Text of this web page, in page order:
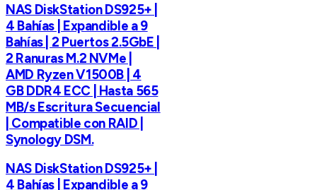
NAS DiskStation DS925+ |
4 Bahías | Expandible a 9
Bahías | 2 Puertos 2.5GbE |
2 Ranuras M.2 NVMe |
AMD Ryzen V1500B | 4
GB DDR4 ECC | Hasta 565
MB/s Escritura Secuencial
| Compatible con RAID |
Synology DSM.
NAS DiskStation DS925+ |
4 Bahías | Expandible a 9